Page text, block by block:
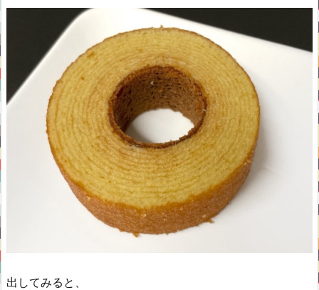
出してみると、